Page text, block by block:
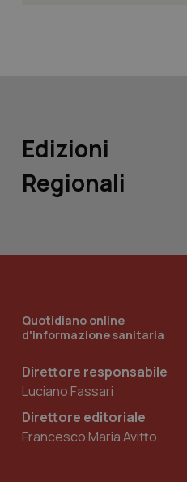
Edizioni
Regionali
Quotidiano online
d'informazione sanitaria
Direttore responsabile
Luciano Fassari
Direttore editoriale
Francesco Maria Avitto